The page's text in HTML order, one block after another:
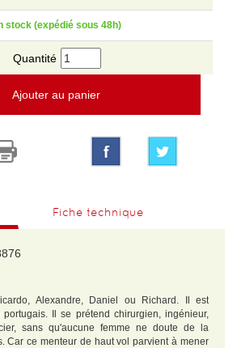
stock (expédié sous 48h)
Quantité
Ajouter au panier
Fiche technique
Alexandre, Daniel ou Richard. Il est
Il se prétend chirurgien, ingénieur,
sans qu'aucune femme ne doute de la
Car ce menteur de haut vol parvient à mener